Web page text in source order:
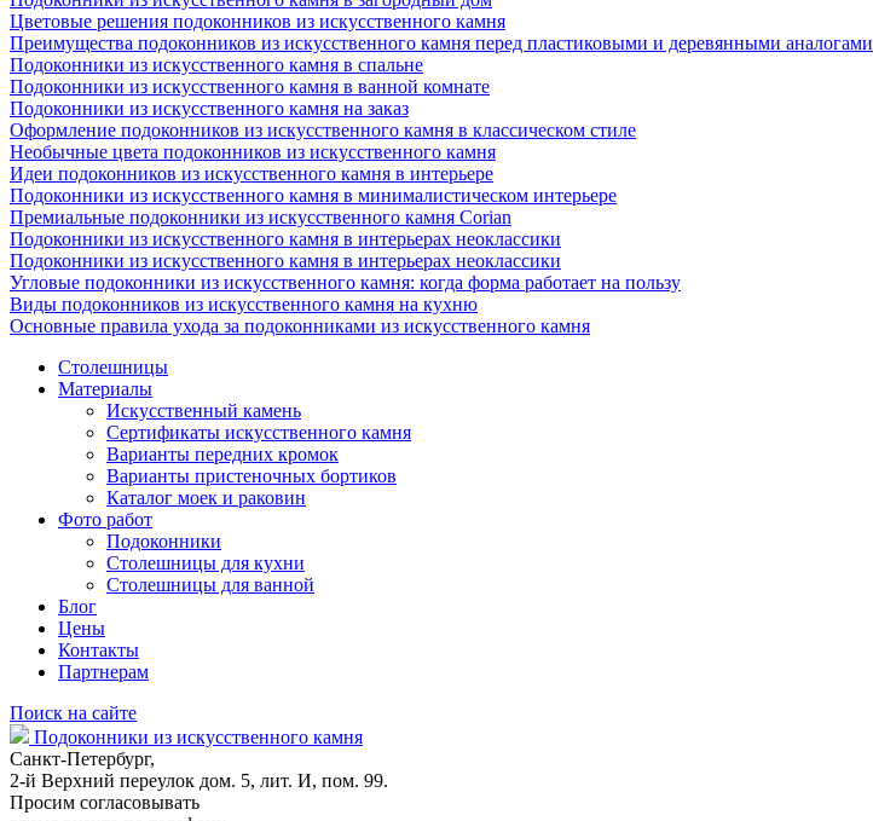
Цветовые решения подоконников из искусственного камня
Преимущества подоконников из искусственного камня перед пластиковыми и деревянными аналогами
Подоконники из искусственного камня в спальне
Подоконники из искусственного камня в ванной комнате
Подоконники из искусственного камня на заказ
Оформление подоконников из искусственного камня в классическом стиле
Необычные цвета подоконников из искусственного камня
Идеи подоконников из искусственного камня в интерьере
Подоконники из искусственного камня в минималистическом интерьере
Премиальные подоконники из искусственного камня Corian
Подоконники из искусственного камня в интерьерах неоклассики
Подоконники из искусственного камня в интерьерах неоклассики
Угловые подоконники из искусственного камня: когда форма работает на пользу
Виды подоконников из искусственного камня на кухню
Основные правила ухода за подоконниками из искусственного камня
Столешницы
Материалы
Искусственный камень
Сертификаты искусственного камня
Варианты передних кромок
Варианты пристеночных бортиков
Каталог моек и раковин
Фото работ
Подоконники
Столешницы для кухни
Столешницы для ванной
Блог
Цены
Контакты
Партнерам
Поиск на сайте
Подоконники из искусственного камня
Санкт-Петербург,
2-й Верхний переулок дом. 5, лит. И, пом. 99.
Просим согласовывать